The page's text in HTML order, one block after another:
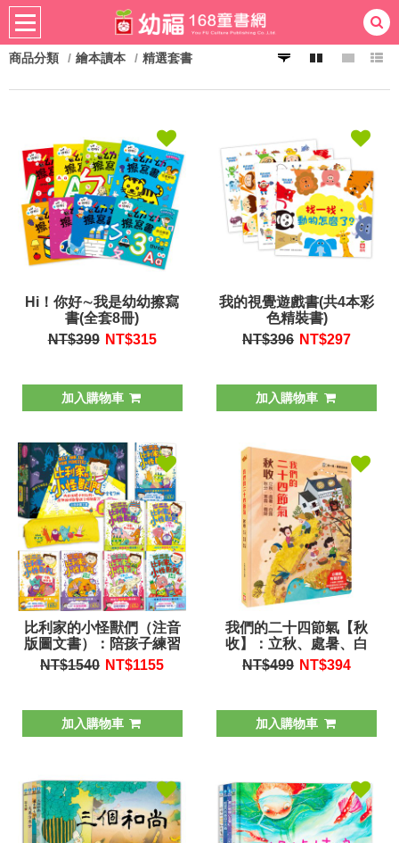
熱門：
最強王
商品分類 繪本讀本 精選套書
Hi！你好∼我是幼幼擦寫
書(全套8冊)
NT$399 NT$315
加入購物車
我的視覺遊戲書(共4本彩
色精裝書)
NT$396 NT$297
加入購物車
比利家的小怪獸們（注音
版圖文書）：陪孩子練習
長大套書1～7冊【禮物書
盒裝，加贈獨家授權「小
NT$1540 NT$1155
加入購物車
我們的二十四節氣【秋
收】：立秋、處暑、白
露、秋分、寒露、霜降
NT$499 NT$394
加入購物車